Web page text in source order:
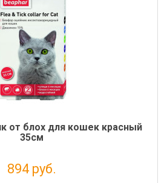
от блох для кошек красный
35см
894 руб.